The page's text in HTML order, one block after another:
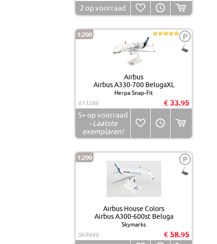
2 op voorraad
1:200 P
Airbus
Airbus A330-700 BelugaXL
Herpa Snap-Fit
613286
€ 33.95
5+ op voorraad
- Laatste
exemplaren!
1:200 P
Airbus House Colors
Airbus A300-600st Beluga
Skymarks
SKR666
€ 58.95